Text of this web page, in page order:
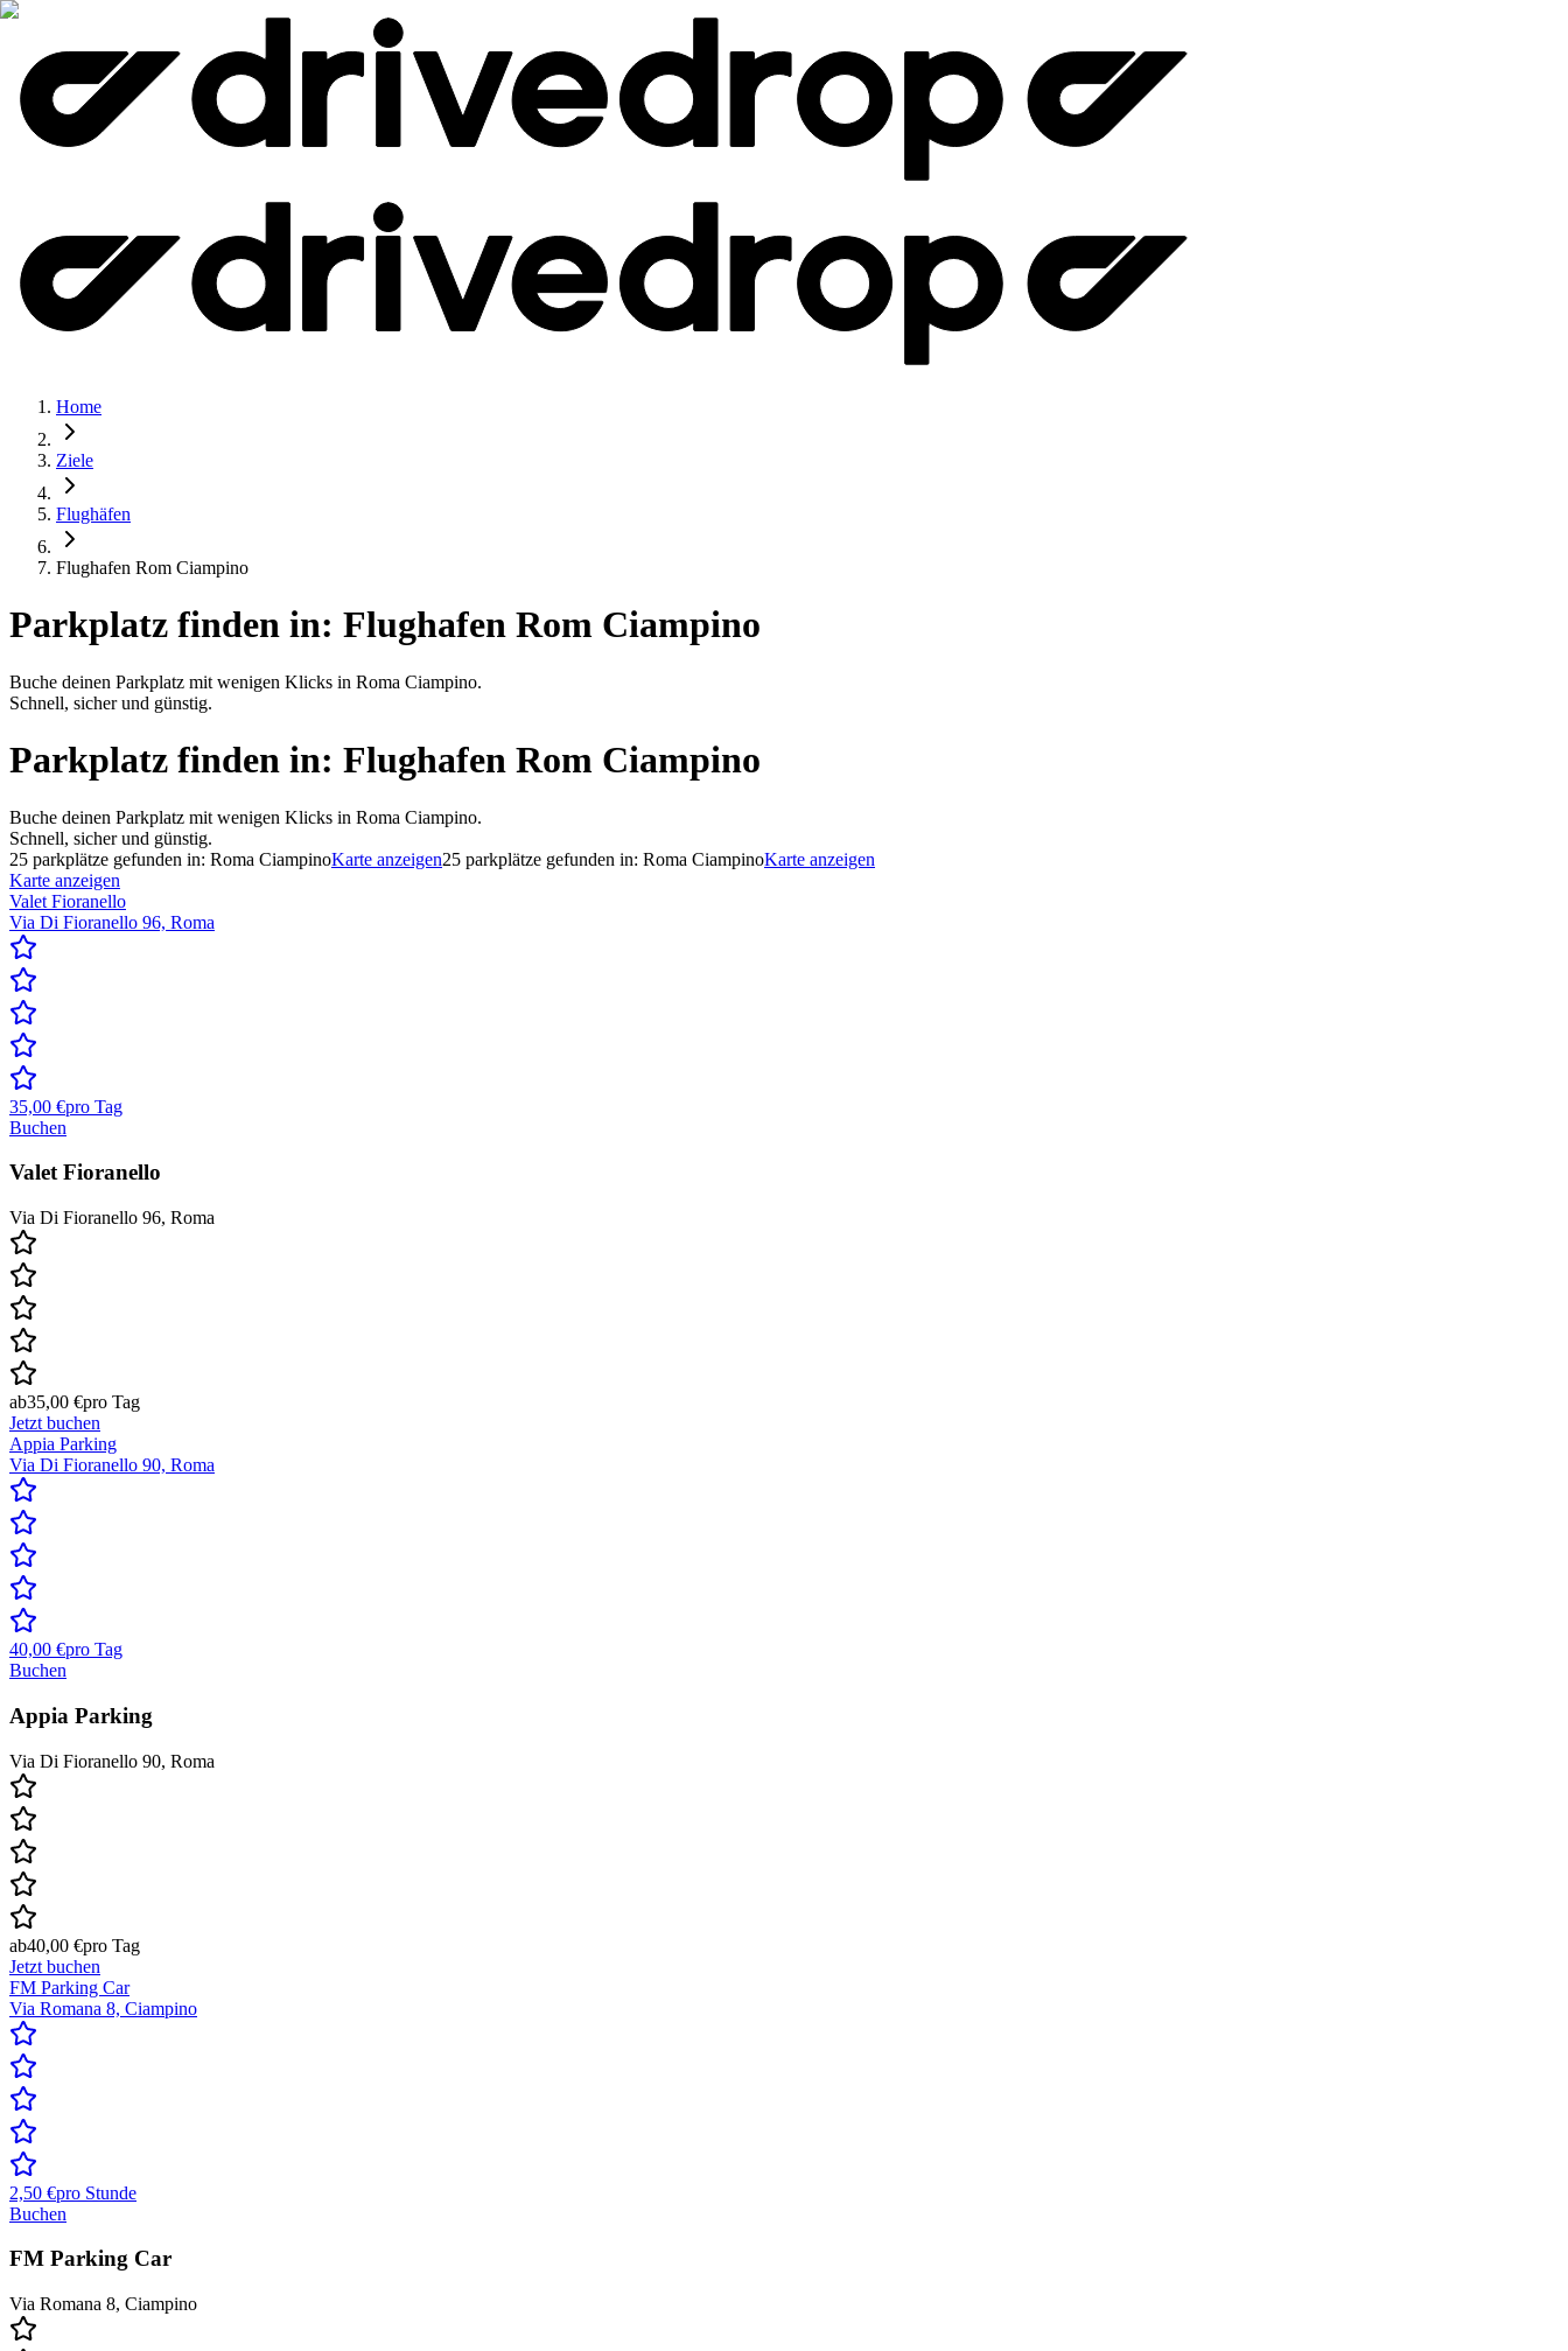
Home
Ziele
Flughäfen
Flughafen Rom Ciampino
Parkplatz finden in: Flughafen Rom Ciampino
Buche deinen Parkplatz mit wenigen Klicks in Roma Ciampino.
Schnell, sicher und günstig.
Parkplatz finden in: Flughafen Rom Ciampino
Buche deinen Parkplatz mit wenigen Klicks in Roma Ciampino.
Schnell, sicher und günstig.
25 parkplätze gefunden in: Roma CiampinoKarte anzeigen25 parkplätze gefunden in: Roma CiampinoKarte anzeigen
Karte anzeigen
Valet Fioranello
Via Di Fioranello 96, Roma
35,00 €pro Tag
Buchen
Valet Fioranello
Via Di Fioranello 96, Roma
ab35,00 €pro Tag
Jetzt buchen
Appia Parking
Via Di Fioranello 90, Roma
40,00 €pro Tag
Buchen
Appia Parking
Via Di Fioranello 90, Roma
ab40,00 €pro Tag
Jetzt buchen
FM Parking Car
Via Romana 8, Ciampino
2,50 €pro Stunde
Buchen
FM Parking Car
Via Romana 8, Ciampino